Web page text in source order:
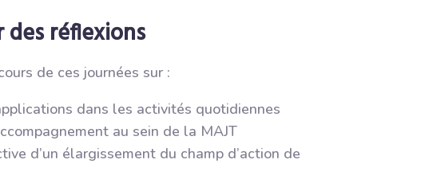
des réflexions
de ces journées sur :
dans les activités quotidiennes
au sein de la MAJT
d’un élargissement du champ d’action de